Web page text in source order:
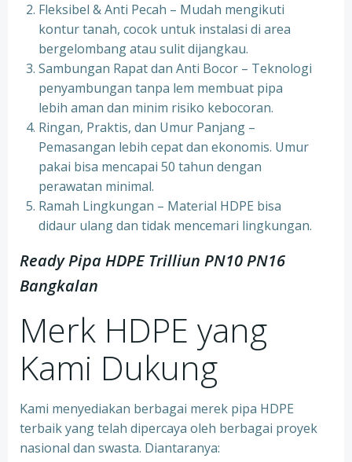
Fleksibel & Anti Pecah – Mudah mengikuti
kontur tanah, cocok untuk instalasi di area
bergelombang atau sulit dijangkau.
Sambungan Rapat dan Anti Bocor – Teknologi
penyambungan tanpa lem membuat pipa
lebih aman dan minim risiko kebocoran.
Ringan, Praktis, dan Umur Panjang –
Pemasangan lebih cepat dan ekonomis. Umur
pakai bisa mencapai 50 tahun dengan
perawatan minimal.
Ramah Lingkungan – Material HDPE bisa
didaur ulang dan tidak mencemari lingkungan.
Ready Pipa HDPE Trilliun PN10 PN16
Bangkalan
Merk HDPE yang
Kami Dukung
Kami menyediakan berbagai merek pipa HDPE
terbaik yang telah dipercaya oleh berbagai proyek
nasional dan swasta. Diantaranya: